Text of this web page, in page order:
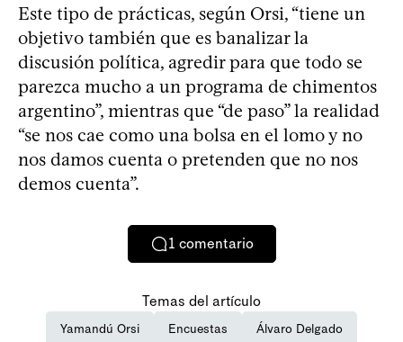
Este tipo de prácticas, según Orsi, “tiene un
objetivo también que es banalizar la
discusión política, agredir para que todo se
parezca mucho a un programa de chimentos
argentino”, mientras que “de paso” la realidad
“se nos cae como una bolsa en el lomo y no
nos damos cuenta o pretenden que no nos
demos cuenta”.
1 comentario
Temas del artículo
Yamandú Orsi Encuestas Álvaro Delgado